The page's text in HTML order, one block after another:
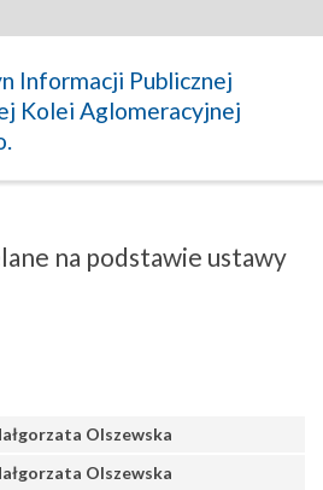
Informacji Publicznej
Kolei Aglomeracyjnej
na podstawie ustawy
Olszewska
Olszewska